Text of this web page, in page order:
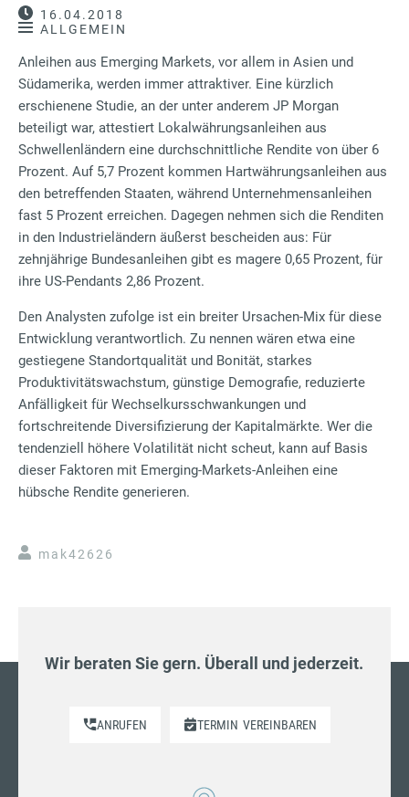
16.04.2018
ALLGEMEIN
Anleihen aus Emerging Markets, vor allem in Asien und
Südamerika, werden immer attraktiver. Eine kürzlich
erschienene Studie, an der unter anderem JP Morgan
beteiligt war, attestiert Lokalwährungsanleihen aus
Schwellenländern eine durchschnittliche Rendite von über 6
Prozent. Auf 5,7 Prozent kommen Hartwährungsanleihen aus
den betreffenden Staaten, während Unternehmensanleihen
fast 5 Prozent erreichen. Dagegen nehmen sich die Renditen
in den Industrieländern äußerst bescheiden aus: Für
zehnjährige Bundesanleihen gibt es magere 0,65 Prozent, für
ihre US-Pendants 2,86 Prozent.
Den Analysten zufolge ist ein breiter Ursachen-Mix für diese
Entwicklung verantwortlich. Zu nennen wären etwa eine
gestiegene Standortqualität und Bonität, starkes
Produktivitätswachstum, günstige Demografie, reduzierte
Anfälligkeit für Wechselkursschwankungen und
fortschreitende Diversifizierung der Kapitalmärkte. Wer die
tendenziell höhere Volatilität nicht scheut, kann auf Basis
dieser Faktoren mit Emerging-Markets-Anleihen eine
hübsche Rendite generieren.
mak42626
Wir beraten Sie gern. Überall und jederzeit.
ANRUFEN TERMIN VEREINBAREN